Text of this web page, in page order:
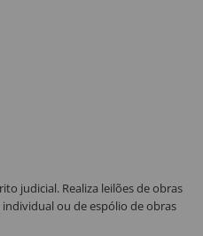
judicial. Realiza leilões de obras
ou de espólio de obras